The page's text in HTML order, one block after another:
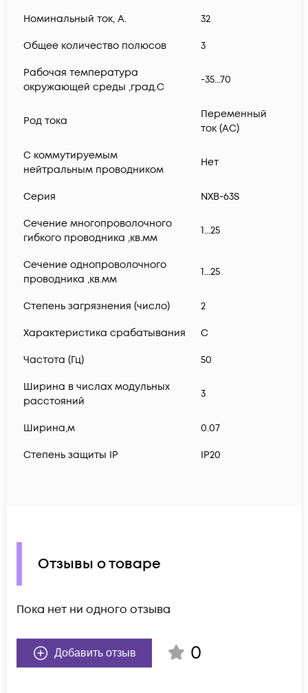
Номинальный ток, А. 32
Общее количество полюсов 3
Рабочая температура
окружающей среды ,град.C
-35...70
Род тока
Переменный
ток (AC)
С коммутируемым
нейтральным проводником
Нет
Серия NXB-63S
Сечение многопроволочного
гибкого проводника ,кв.мм
1...25
Сечение однопроволочного
проводника ,кв.мм
1...25
Степень загрязнения (число) 2
Характеристика срабатывания C
Частота (Гц) 50
Ширина в числах модульных
расстояний
3
Ширина,м 0.07
Степень защиты IP IP20
Отзывы о товаре
Пока нет ни одного отзыва
Добавить отзыв 0